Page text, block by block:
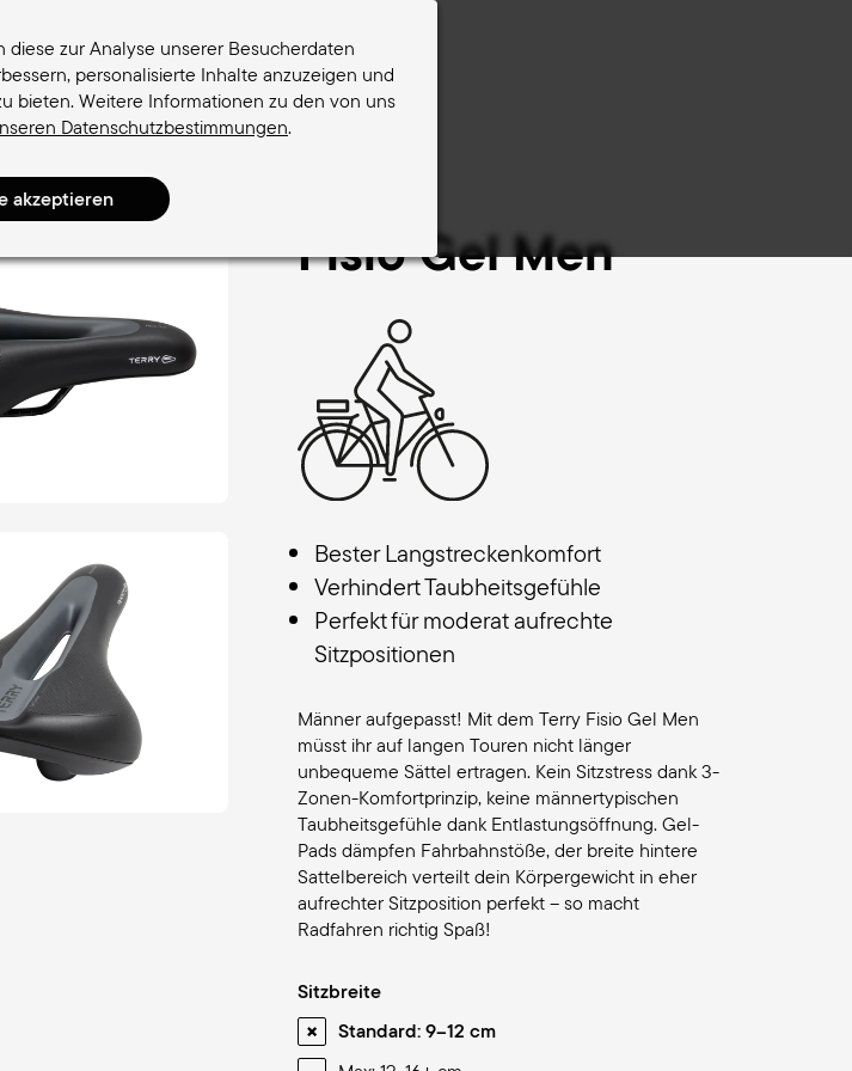
diese zur Analyse unserer Besucherdaten
personalisierte Inhalte anzuzeigen und
bieten. Weitere Informationen zu den von uns
Datenschutzbestimmungen.
für Männer
Terry-Sattelfinder
Fisio Gel Men
Bester Langstreckenkomfort
Verhindert Taubheitsgefühle
Perfekt für moderat aufrechte
Sitzpositionen
Männer aufgepasst! Mit dem Terry Fisio Gel Men
müsst ihr auf langen Touren nicht länger
unbequeme Sättel ertragen. Kein Sitzstress dank 3-
Zonen-Komfortprinzip, keine männertypischen
Taubheitsgefühle dank Entlastungsöffnung. Gel-
Pads dämpfen Fahrbahnstöße, der breite hintere
Sattelbereich verteilt dein Körpergewicht in eher
aufrechter Sitzposition perfekt – so macht
Radfahren richtig Spaß!
Sitzbreite
Standard: 9–12 cm